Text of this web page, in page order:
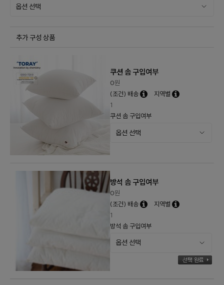
추가 구성 상품
쿠션 솜 구입여부
0원
(조건) 배송
지역별
1
쿠션 솜 구입여부
방석 솜 구입여부
0원
(조건) 배송
지역별
1
방석 솜 구입여부